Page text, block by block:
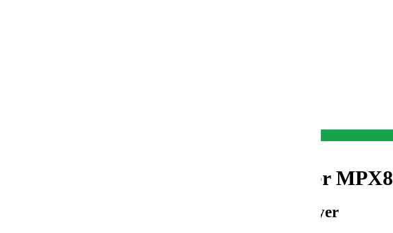
Sample-Player MPX8
Mobiler SD-Sample-Player